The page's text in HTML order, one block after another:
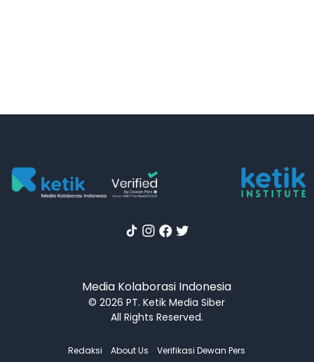
Media Kolaborasi Indonesia
© 2026 PT. Ketik Media Siber
All Rights Reserved.
Redaksi About Us
Verifikasi Dewan Pers